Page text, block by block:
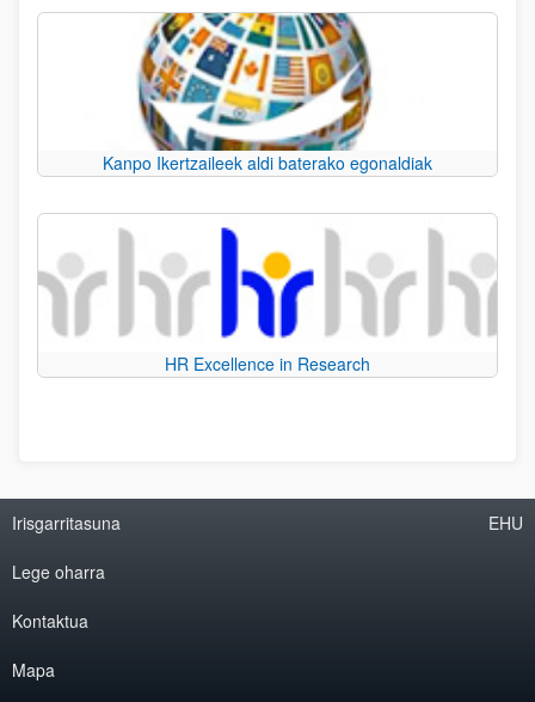
Kanpo Ikertzaileek aldi baterako egonaldiak
HR Excellence in Research
Irisgarritasuna
Lege oharra
Kontaktua
Mapa
EHU